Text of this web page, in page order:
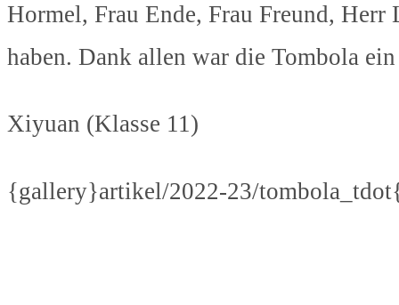
Hormel, Frau Ende, Frau Freund, Herr
haben. Dank allen war die Tombola
Xiyuan (Klasse 11)
{gallery}artikel/2022-23/